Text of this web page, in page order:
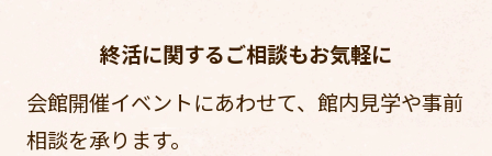
終活に関するご相談もお気軽に
会館開催イベントにあわせて、館内見学や事前
相談を承ります。